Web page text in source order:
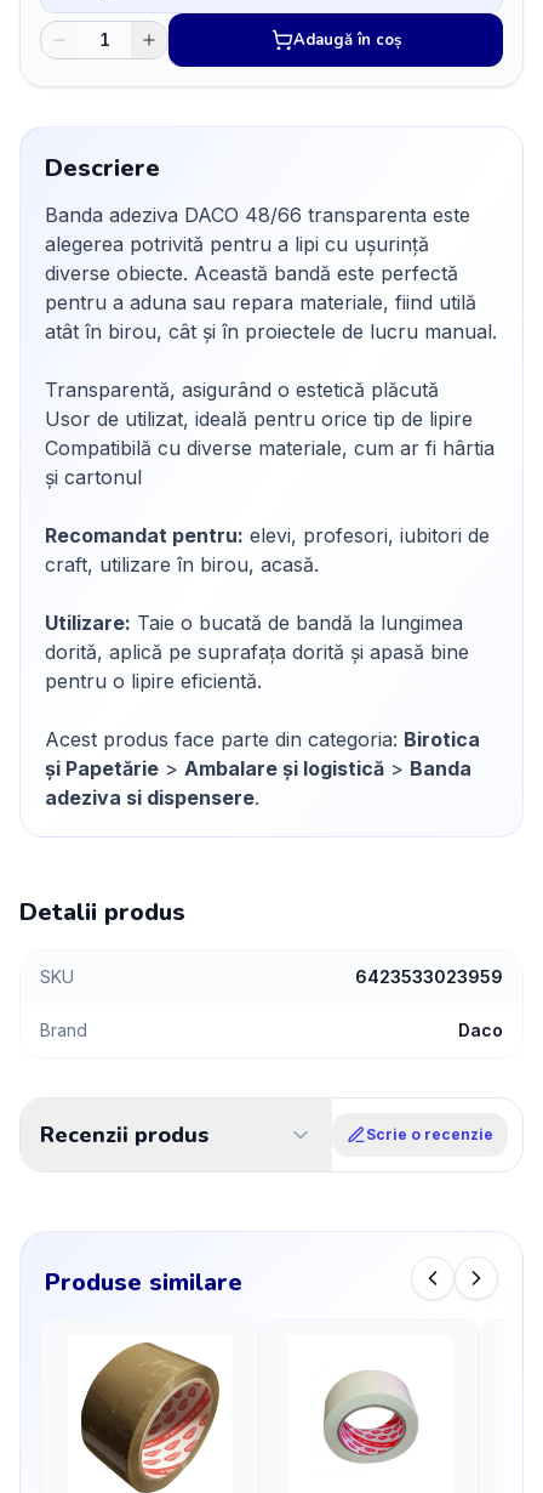
Adaugă în coș
Descriere
Banda adeziva DACO 48/66 transparenta este
alegerea potrivită pentru a lipi cu ușurință
diverse obiecte. Această bandă este perfectă
pentru a aduna sau repara materiale, fiind utilă
atât în birou, cât și în proiectele de lucru manual.
Transparentă, asigurând o estetică plăcută
Usor de utilizat, ideală pentru orice tip de lipire
Compatibilă cu diverse materiale, cum ar fi hârtia
și cartonul
Recomandat pentru: elevi, profesori, iubitori de
craft, utilizare în birou, acasă.
Utilizare: Taie o bucată de bandă la lungimea
dorită, aplică pe suprafața dorită și apasă bine
pentru o lipire eficientă.
Acest produs face parte din categoria: Birotica
și Papetărie > Ambalare și logistică > Banda
adeziva si dispensere.
Detalii produs
SKU 6423533023959
Brand Daco
Recenzii produs Scrie o recenzie
Produse similare